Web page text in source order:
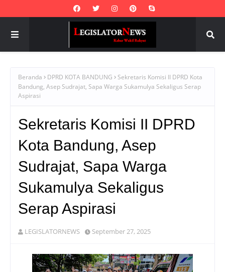
Beranda DPRD KOTA BANDUNG
Sekretaris Komisi II DPRD Kota
Bandung, Asep Sudrajat, Sapa Warga Sukamulya Sekaligus Serap
Aspirasi
Sekretaris Komisi II DPRD
Kota Bandung, Asep
Sudrajat, Sapa Warga
Sukamulya Sekaligus
Serap Aspirasi
LEGISLATORNEWS September 27, 2025